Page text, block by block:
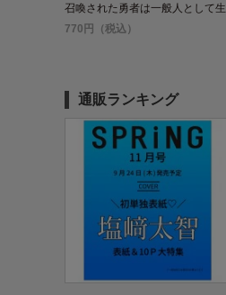
召喚された勇者は一般人として生
きていく? 5
770円（税込）
通販ランキング